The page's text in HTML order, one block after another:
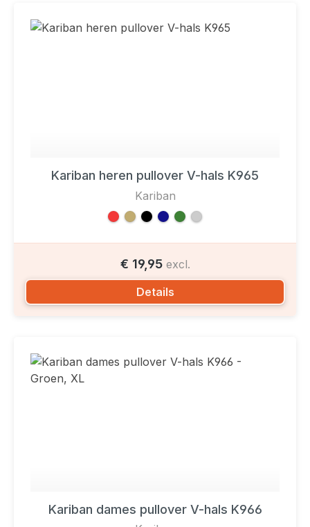
Kariban heren pullover V-hals K965
Kariban
€ 19,95 excl.
Details
Kariban dames pullover V-hals K966